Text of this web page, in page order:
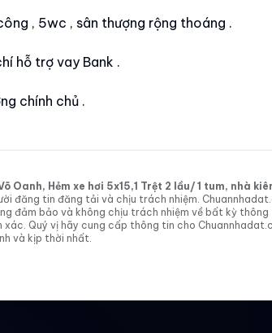
, 5wc , sân thượng rộng thoáng .
hỗ trợ vay Bank .
chính chủ .
Oanh, Hẻm xe hơi 5x15,1 Trệt 2 lầu/ 1 tum, nhà
đăng tin đăng tải và chịu trách nhiệm.
đảm bảo và không chịu trách nhiệm về bất kỳ
Quý vị hãy cung cấp thông tin cho
và kịp thời nhất.